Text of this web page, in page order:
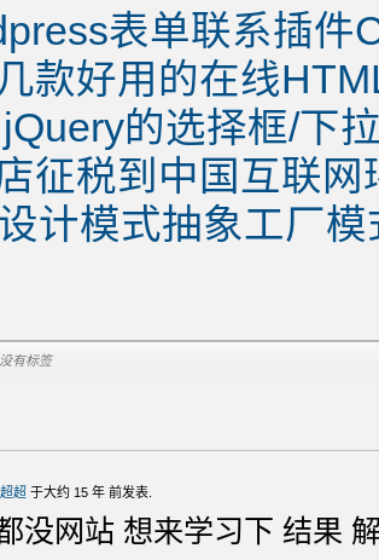
表单联系插件
款好用的在线
的选择框/下
征税到中国互联网
计模式抽象工厂
没有标签
超超 于大约 15 年 前发表.
没网站 想来学习下 结果